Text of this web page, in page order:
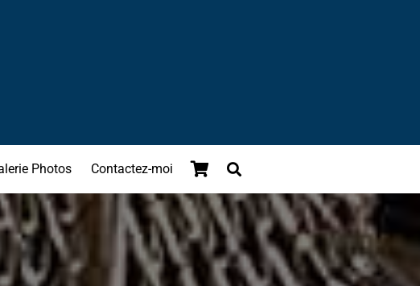
Photos Contactez-moi